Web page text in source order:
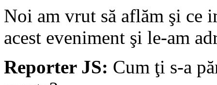
Noi am vrut să aflăm şi ce
acest eveniment şi le-am
Reporter JS: Cum ţi s-a